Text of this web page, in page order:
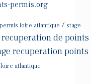
permis.org
loire atlantique / stage
recuperation de points
recuperation points
atlantique